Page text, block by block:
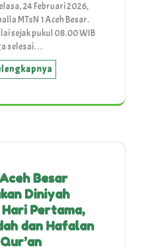
24 Februari 2026,
MTsN 1 Aceh Besar.
sejak pukul 08.00 WIB
selesai…
Besar
Diniyah
Hari Pertama,
dan Hafalan